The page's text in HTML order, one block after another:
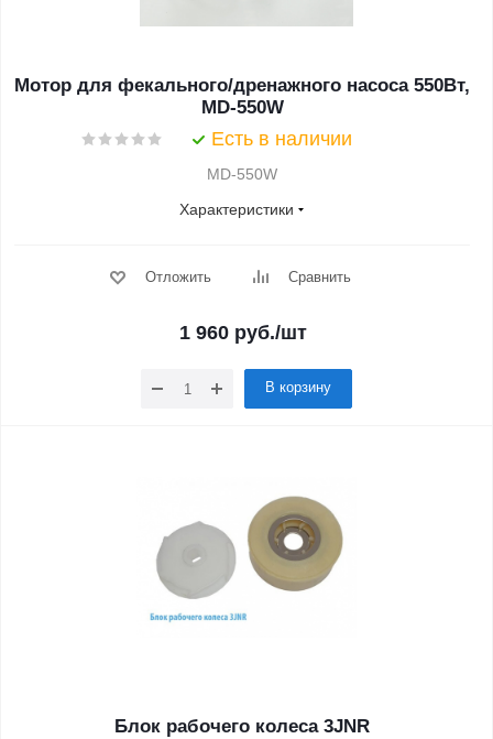
Мотор для фекального/дренажного насоса 550Вт,
MD-550W
Есть в наличии
MD-550W
Характеристики
Отложить Сравнить
1 960руб./шт
В корзину
Блок рабочего колеса 3JNR